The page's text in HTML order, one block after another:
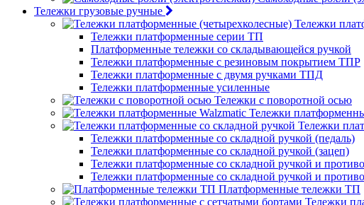
Тележки грузовые ручные
Тележки
Тележки платформенные серии ТП
Платформенные тележки со складывающейся ручкой
Тележки платформенные с резиновым покрытием ТПР
Тележки платформенные с двумя ручками ТПД
Тележки платформенные усиленные
Тележки с поворотной осью
Тележки
Тележки
Тележки платформенные со складной ручкой (педаль)
Тележки платформенные со складной ручкой (зацеп)
Тележки платформенные со складной ручкой и
Тележки платформенные со складной ручкой и
Платформенные тележки ТП
Тележки